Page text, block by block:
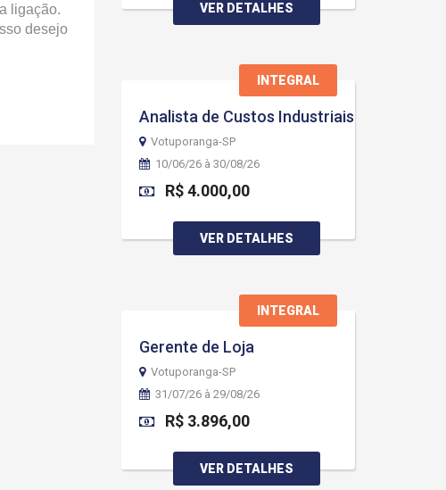
ligação.
desejo
VER DETALHES
INTEGRAL
Analista de Custos Industriais
Votuporanga-SP
10/06/26 à 30/08/26
R$ 4.000,00
VER DETALHES
INTEGRAL
Gerente de Loja
Votuporanga-SP
31/07/26 à 29/08/26
R$ 3.896,00
VER DETALHES